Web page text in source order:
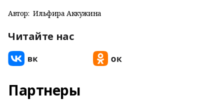
Автор: Ильфира Аккужина
Читайте нас
Партнеры